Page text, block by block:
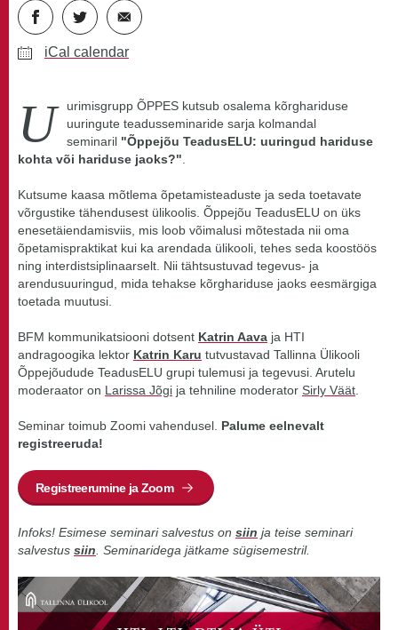
iCal calendar
U
urimisgrupp ÕPPES kutsub osalema kõrghariduse
uuringute teadusseminaride sarja kolmandal
seminaril "Õppejõu TeadusELU: uuringud hariduse
kohta või hariduse jaoks?"
Kutsume kaasa mõtlema õpetamisteaduste ja seda toetavate
võrgustike tähendusest ülikoolis. Õppejõu TeadusELU on üks
enesetäiendamisviis, mis loob võimalusi mõtestada nii oma
õpetamispraktikat kui ka arendada ülikooli, tehes seda koostöös
ning interdistsiplinaarselt. Nii tähtsustuvad tegevus- ja
arendusuuringud, mida tehakse kõrghariduse jaoks eesmärgiga
toetada muutusi.
BFM kommunikatsiooni dotsent Katrin Aava ja HTI
andragoogika lektor Katrin Karu tutvustavad Tallinna Ülikooli
Õppejõudude TeadusELU grupi tulemusi ja tegevusi. Arutelu
moderaator on Larissa Jõgi ja tehniline moderator Sirly Väät
Seminar toimub Zoomi vahendusel. Palume eelnevalt
registreeruda!
Registreerumine ja Zoom
Infoks! Esimese seminari salvestus on siin ja teise seminari
salvestus siin . Seminaridega jätkame sügisemestril.